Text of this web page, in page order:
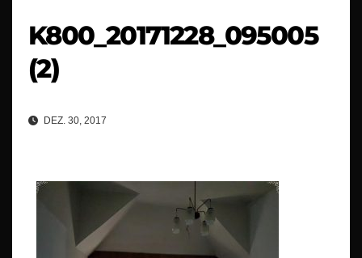
K800_20171228_095005
(2)
DEZ. 30, 2017